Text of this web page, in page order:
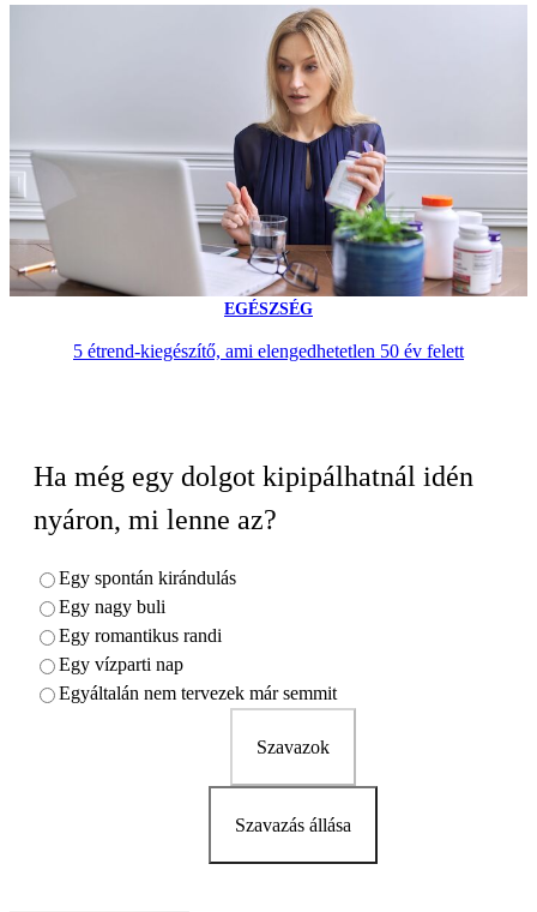
EGÉSZSÉG
5 étrend-kiegészítő, ami elengedhetetlen 50 év felett
Ha még egy dolgot kipipálhatnál idén
nyáron, mi lenne az?
Egy spontán kirándulás
Egy nagy buli
Egy romantikus randi
Egy vízparti nap
Egyáltalán nem tervezek már semmit
Szavazok
Szavazás állása